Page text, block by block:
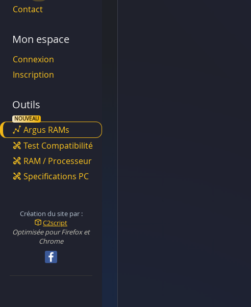
Contact
Mon espace
Connexion
Inscription
Outils
Argus RAMs
Test Compatibilité
RAM / Processeur
Specifications PC
Création du site par :
C2script
Optimisée pour Firefox et
Chrome